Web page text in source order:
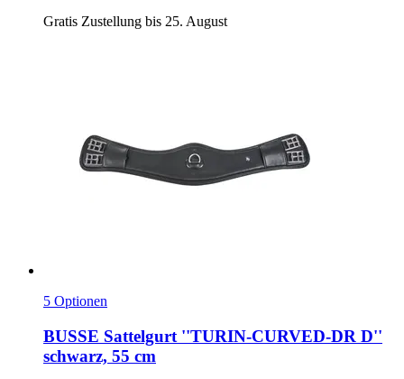
Gratis Zustellung bis 25. August
5 Optionen
BUSSE Sattelgurt ''TURIN-​CURVED-​DR D''
schwarz, 55 cm